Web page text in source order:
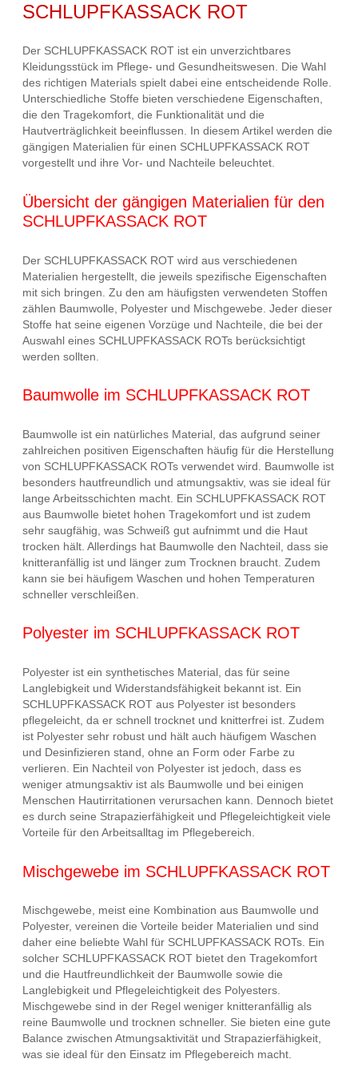
SCHLUPFKASSACK ROT
Der SCHLUPFKASSACK ROT ist ein unverzichtbares
Kleidungsstück im Pflege- und Gesundheitswesen. Die Wahl
des richtigen Materials spielt dabei eine entscheidende Rolle.
Unterschiedliche Stoffe bieten verschiedene Eigenschaften,
die den Tragekomfort, die Funktionalität und die
Hautverträglichkeit beeinflussen. In diesem Artikel werden die
gängigen Materialien für einen SCHLUPFKASSACK ROT
vorgestellt und ihre Vor- und Nachteile beleuchtet.
Übersicht der gängigen Materialien für den
SCHLUPFKASSACK ROT
Der SCHLUPFKASSACK ROT wird aus verschiedenen
Materialien hergestellt, die jeweils spezifische Eigenschaften
mit sich bringen. Zu den am häufigsten verwendeten Stoffen
zählen Baumwolle, Polyester und Mischgewebe. Jeder dieser
Stoffe hat seine eigenen Vorzüge und Nachteile, die bei der
Auswahl eines SCHLUPFKASSACK ROTs berücksichtigt
werden sollten.
Baumwolle im SCHLUPFKASSACK ROT
Baumwolle ist ein natürliches Material, das aufgrund seiner
zahlreichen positiven Eigenschaften häufig für die Herstellung
von SCHLUPFKASSACK ROTs verwendet wird. Baumwolle ist
besonders hautfreundlich und atmungsaktiv, was sie ideal für
lange Arbeitsschichten macht. Ein SCHLUPFKASSACK ROT
aus Baumwolle bietet hohen Tragekomfort und ist zudem
sehr saugfähig, was Schweiß gut aufnimmt und die Haut
trocken hält. Allerdings hat Baumwolle den Nachteil, dass sie
knitteranfällig ist und länger zum Trocknen braucht. Zudem
kann sie bei häufigem Waschen und hohen Temperaturen
schneller verschleißen.
Polyester im SCHLUPFKASSACK ROT
Polyester ist ein synthetisches Material, das für seine
Langlebigkeit und Widerstandsfähigkeit bekannt ist. Ein
SCHLUPFKASSACK ROT aus Polyester ist besonders
pflegeleicht, da er schnell trocknet und knitterfrei ist. Zudem
ist Polyester sehr robust und hält auch häufigem Waschen
und Desinfizieren stand, ohne an Form oder Farbe zu
verlieren. Ein Nachteil von Polyester ist jedoch, dass es
weniger atmungsaktiv ist als Baumwolle und bei einigen
Menschen Hautirritationen verursachen kann. Dennoch bietet
es durch seine Strapazierfähigkeit und Pflegeleichtigkeit viele
Vorteile für den Arbeitsalltag im Pflegebereich.
Mischgewebe im SCHLUPFKASSACK ROT
Mischgewebe, meist eine Kombination aus Baumwolle und
Polyester, vereinen die Vorteile beider Materialien und sind
daher eine beliebte Wahl für SCHLUPFKASSACK ROTs. Ein
solcher SCHLUPFKASSACK ROT bietet den Tragekomfort
und die Hautfreundlichkeit der Baumwolle sowie die
Langlebigkeit und Pflegeleichtigkeit des Polyesters.
Mischgewebe sind in der Regel weniger knitteranfällig als
reine Baumwolle und trocknen schneller. Sie bieten eine gute
Balance zwischen Atmungsaktivität und Strapazierfähigkeit,
was sie ideal für den Einsatz im Pflegebereich macht.